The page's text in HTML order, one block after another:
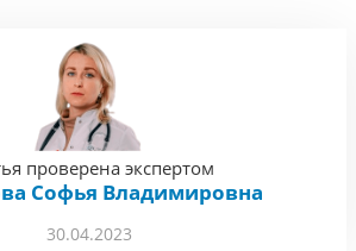
30.04.2023
проверена экспертом
Софья Владимировна